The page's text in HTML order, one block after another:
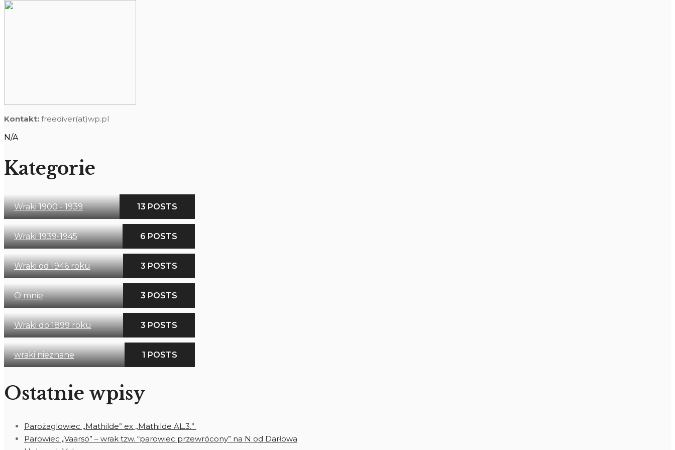
Kontakt: freediver(at)wp.pl
N/A
Kategorie
Wraki 1900 - 1939 13 POSTS
Wraki 1939-1945 6 POSTS
Wraki od 1946 roku 3 POSTS
O mnie 3 POSTS
Wraki do 1899 roku 3 POSTS
wraki nieznane 1 POSTS
Ostatnie wpisy
Parożaglowiec „Mathilde” ex „Mathilde AL.3.”
Parowiec „Vaarsö” – wrak tzw. “parowiec przewrócony” na N od Darłowa